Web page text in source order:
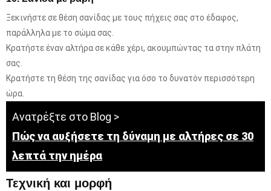
Ξεκινήστε σε θέση σανίδας με τους πήχεις σας στο έδαφος,
παράλληλα με το σώμα σας.
Κρατήστε έναν αλτήρα σε κάθε χέρι, ακουμπώντας τα στην πλάτη
σας.
Κρατήστε τη θέση της σανίδας για όσο το δυνατόν περισσότερη
ώρα.
Ανατρέξτε στο Blog >
Πώς να αυξήσετε τη δύναμη με αλτήρες σε 30
λεπτά την ημέρα
Τεχνική και μορφή